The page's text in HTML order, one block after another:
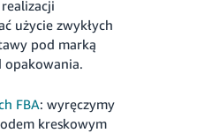
użycie zwykłych
pod marką
opakowania.
FBA: wyręczymy
kreskowym